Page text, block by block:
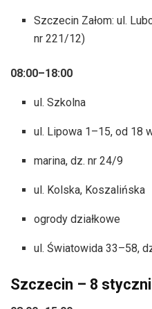
Szczecin Załom: ul.
nr 221/12)
08:00–18:00
ul. Szkolna
ul. Lipowa 1–15, od 18
marina, dz. nr 24/9
ul. Kolska, Koszalińska
ogrody działkowe
ul. Światowida 33–58,
Szczecin – 8